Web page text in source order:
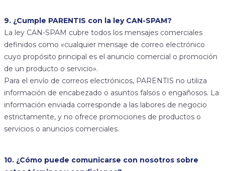
9. ¿Cumple PARENTIS con la ley CAN-SPAM?
La ley CAN-SPAM cubre todos los mensajes comerciales
definidos como «cualquier mensaje de correo electrónico
cuyo propósito principal es el anuncio comercial o promoción
de un producto o servicio».
Para el envío de correos electrónicos, PARENTIS no utiliza
información de encabezado o asuntos falsos o engañosos. La
información enviada corresponde a las labores de negocio
estrictamente, y no ofrece promociones de productos o
servicios o anuncios comerciales.
10. ¿Cómo puede comunicarse con nosotros sobre